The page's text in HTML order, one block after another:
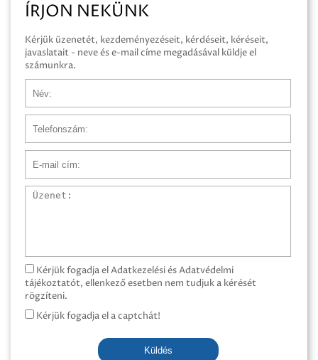
ÍRJON NEKÜNK
Kérjük üzenetét, kezdeményezéseit, kérdéseit, kéréseit,
javaslatait - neve és e-mail címe megadásával küldje el
számunkra.
Üzenet
Kérjük fogadja el Adatkezelési és Adatvédelmi
tájékoztatót, ellenkező esetben nem tudjuk a kérését
rögzíteni.
Kérjük fogadja el a captchát!
Küldés